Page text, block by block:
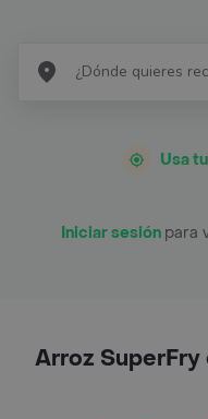
Usa
Iniciar sesión para
Arroz SuperFry